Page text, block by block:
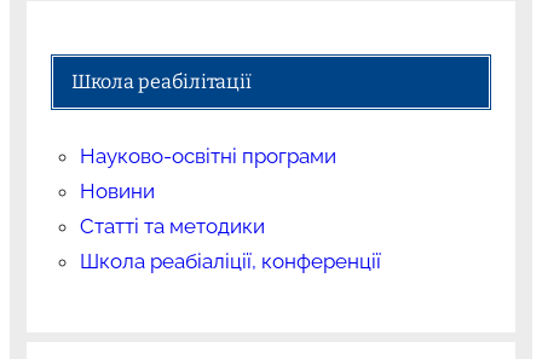
Школа реабілітації
Науково-освітні програми
Новини
Статті та методики
Школа реабіаліції, конференції